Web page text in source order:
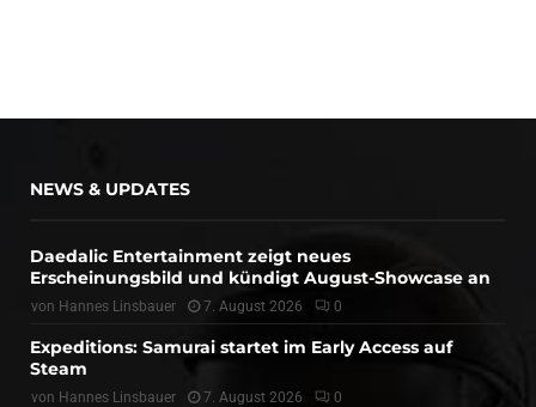
NEWS & UPDATES
Daedalic Entertainment zeigt neues
Erscheinungsbild und kündigt August-Showcase an
von Hannes Linsbauer 7. August 2026 0
Expeditions: Samurai startet im Early Access auf
Steam
von Hannes Linsbauer 7. August 2026 0